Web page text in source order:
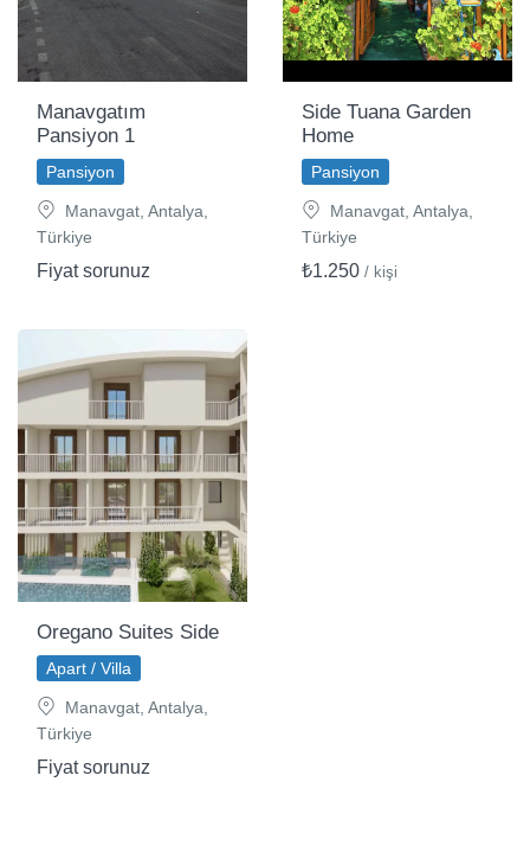
Manavgatım
Pansiyon 1
Pansiyon
Manavgat, Antalya,
Türkiye
Fiyat sorunuz
Side Tuana Garden
Home
Pansiyon
Manavgat, Antalya,
Türkiye
₺1.250 / kişi
Oregano Suites Side
Apart / Villa
Manavgat, Antalya,
Türkiye
Fiyat sorunuz